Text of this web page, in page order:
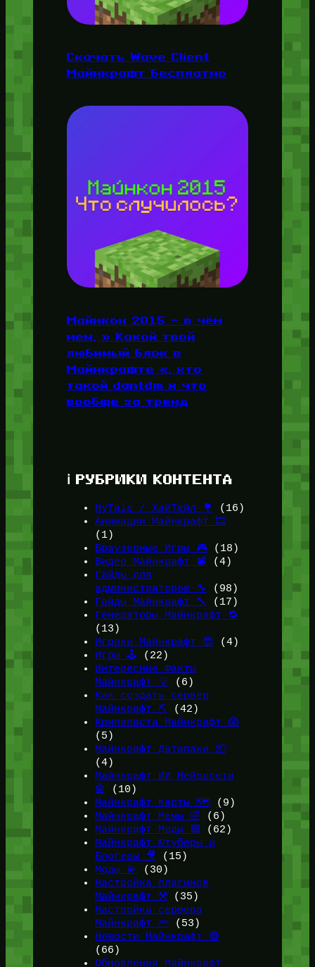
Скачать Wave Client
Майнкрафт Бесплатно
Майнкон 2015 — в чём
мем, » Какой твой
любимый блок в
Майнкрафте «, кто
такой dantdm и что
вообще за тренд
ℹ️ РУБРИКИ КОНТЕНТА
HyTale / ХайТейл 🌳
(16)
Анимации Майнкрафт 🎞️
(1)
Браузерные Игры 🎮(18)
Видео Майнкрафт 📽️ (4)
Гайды для
администраторов 🔧
(98)
Гайды Майнкрафт 🔨
(17)
Генераторы Майнкрафт 🔁
(13)
Игроки Майнкрафт 😎 (4)
Игры 🕹️ (22)
Интересные Факты
Майнкрафт 💡(6)
Как создать сервер
Майнкрафт ⛏️ (42)
Крипипаста Майнкрафт 😱
(5)
Майнкрафт Датапаки 📦
(4)
Майнкрафт ИИ Нейросети
🤖
(10)
Майнкрафт Карты 🗺️ (9)
Майнкрафт Мемы 🤣 (6)
Майнкрафт Моды 🟩
(62)
Майнкрафт Ютуберы и
Блогеры 🎥
(15)
Моды 💫
(30)
Настройка плагинов
Майнкрафт ⚒️(35)
Настройка сервера
Майнкрафт 🔦 (53)
Новости Майнкрафт 🔴
(66)
Обновления Майнкрафт